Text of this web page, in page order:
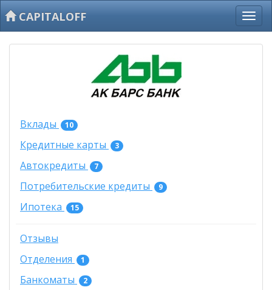
CAPITALOFF
Вклады 10
Кредитные карты 3
Автокредиты 7
Потребительские кредиты 9
Ипотека 15
Отзывы
Отделения
1
Банкоматы 2